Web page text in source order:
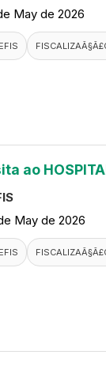
May de 2026
ao
May de 2026